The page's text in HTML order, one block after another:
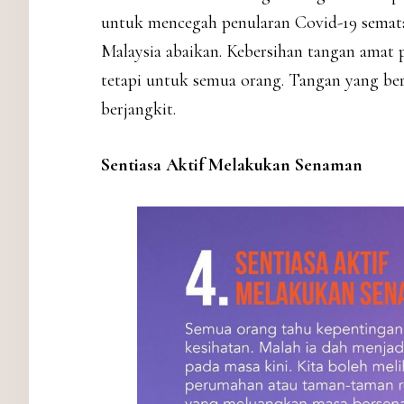
untuk mencegah penularan Covid-19
Malaysia abaikan. Kebersihan tangan
tetapi untuk semua orang. Tangan yang
berjangkit.
Sentiasa Aktif Melakukan Senaman